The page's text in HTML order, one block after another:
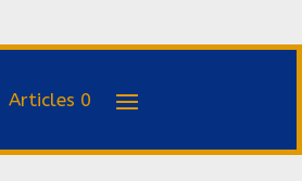
Articles 0